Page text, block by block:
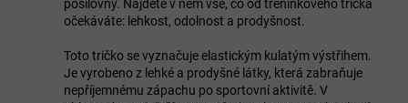
posilovny. Najdete v něm vše, co od tréninkového trička
očekáváte: lehkost, odolnost a prodyšnost.
Toto tričko se vyznačuje elastickým kulatým výstřihem.
Je vyrobeno z lehké a prodyšné látky, která zabraňuje
nepříjemnému zápachu po sportovní aktivitě. V